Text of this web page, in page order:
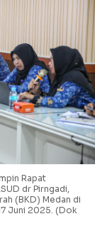
Rapat
dr Pirngadi,
(BKD) Medan di
Juni 2025. (Dok